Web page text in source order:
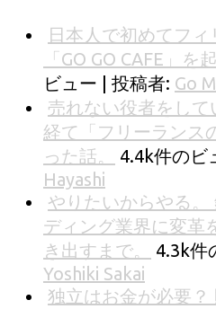
日本人で初めてフ
「GO GO CAFE」を
ビュー
投稿者: Go
売れない役者をし
経て「フリーランス
った話。
4.4k件のビ
Hayashi
やりたいからやる。
ディング業界に変革
き出すまで。
4.3k件
Yoshiki Sakai
独立はお金が必要